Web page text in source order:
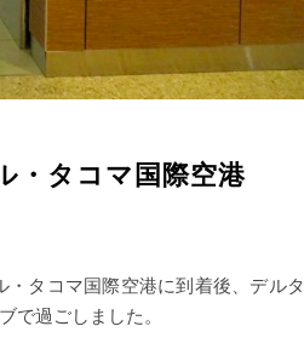
・タコマ国際空港
タコマ国際空港に到着後、デルタ
過ごしました。